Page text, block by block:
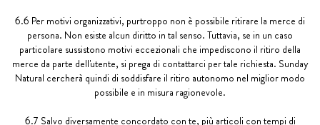
6.6 Per motivi organizzativi, purtroppo non è possibile ritirare la merce di
persona. Non esiste alcun diritto in tal senso. Tuttavia, se in un caso
particolare sussistono motivi eccezionali che impediscono il ritiro della
merce da parte dell'utente, si prega di contattarci per tale richiesta. Sunday
Natural cercherà quindi di soddisfare il ritiro autonomo nel miglior modo
possibile e in misura ragionevole.
6.7 Salvo diversamente concordato con te, più articoli con tempi di